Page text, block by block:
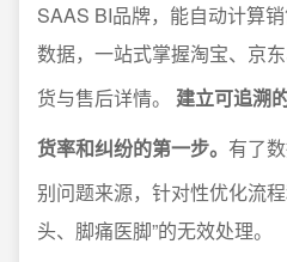
SAAS BI品牌，能自动计算
数据，一站式掌握淘宝、京
货与售后详情。 建立可追溯
货率和纠纷的第一步。 有了
别问题来源，针对性优化流
头、脚痛医脚”的无效处理。